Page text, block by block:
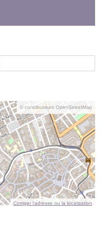
© contributeurs OpenStreetMap
Corriger l’adresse ou la localisation